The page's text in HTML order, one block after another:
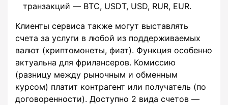
транзакций — BTC, USDT, USD, RUR, EUR.
Клиенты сервиса также могут выставлять
счета за услуги в любой из поддерживаемых
валют (криптомонеты, фиат). Функция особенно
актуальна для фрилансеров. Комиссию
(разницу между рыночным и обменным
курсом) платит контрагент или получатель (по
договоренности). Доступно 2 вида счетов —